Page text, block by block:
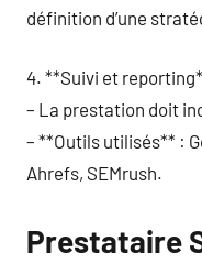
définition d’une
4. **Suivi et
– La prestation doit
– **Outils utilisés** :
Ahrefs, SEMrush.
Prestataire